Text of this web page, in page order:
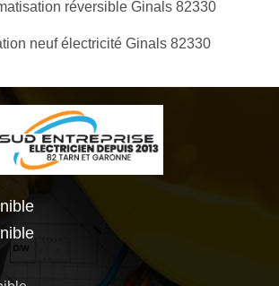
réversible Ginals 82330
neuf électricité Ginals 82330